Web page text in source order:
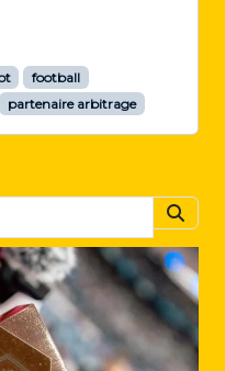
football
partenaire arbitrage